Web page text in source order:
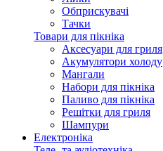
Обприскувачі
Тачки
Товари для пікніка
Аксесуари для гриля
Акумулятори холоду
Мангали
Набори для пікніка
Паливо для пікніка
Решітки для гриля
Шампури
Електроніка